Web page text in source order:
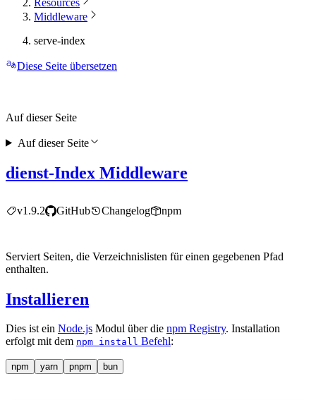
Resources
Middleware
serve-index
Diese Seite übersetzen
dienst-Index Middleware
v1.9.2 GitHub Changelog npm
Serviert Seiten, die Verzeichnislisten für einen gegebenen Pfad
enthalten.
Installieren
Dies ist ein Node.js Modul über die npm Registry. Installation
erfolgt mit dem npm install Befehl:
npm yarn pnpm bun
Auf dieser Seite
Auf dieser Seite